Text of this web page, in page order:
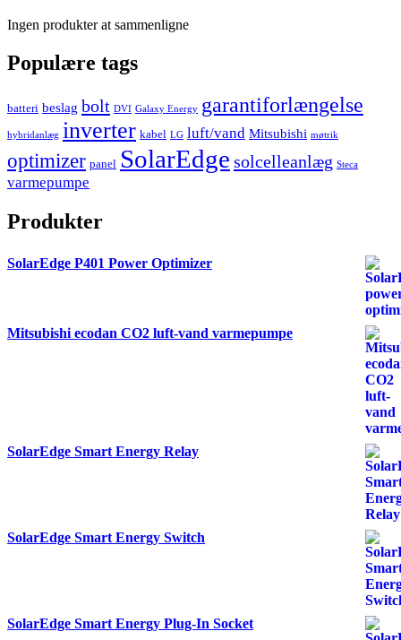
Ingen produkter at sammenligne
Populære tags
batteri beslag bolt DVI Galaxy Energy garantiforlængelse
hybridanlæg inverter kabel LG luft/vand Mitsubishi møtrik
optimizer panel SolarEdge solcelleanlæg Steca
varmepumpe
Produkter
SolarEdge P401 Power Optimizer
Mitsubishi ecodan CO2 luft-vand varmepumpe
SolarEdge Smart Energy Relay
SolarEdge Smart Energy Switch
SolarEdge Smart Energy Plug-In Socket